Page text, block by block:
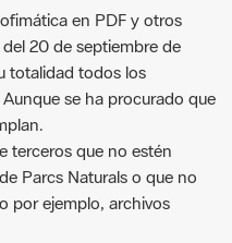
en PDF y otros
20 de septiembre de
totalidad todos los
se ha procurado que
terceros que no estén
Parcs Naturals o que no
por ejemplo, archivos